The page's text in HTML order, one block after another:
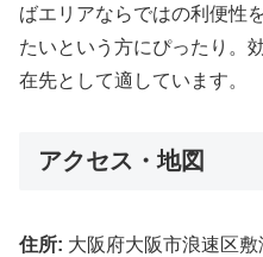
ばエリアならではの利便性
たいという方にぴったり。
在先として適しています。
アクセス・地図
住所: 大阪府大阪市浪速区敷